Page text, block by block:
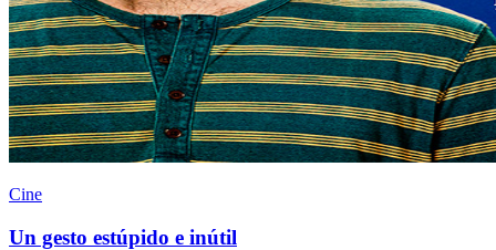
Cine
Un gesto estúpido e inútil